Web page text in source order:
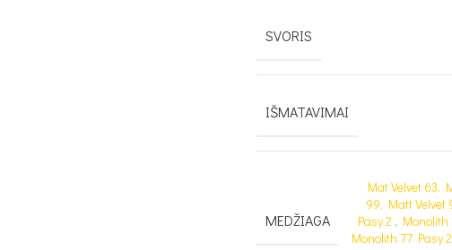
SVORIS
IŠMATAVIMAI
MEDŽIAGA
Mat Velvet 63,
99, Matt Velvet
Pasy 2 , Monolith
Monolith 77 Pasy 2